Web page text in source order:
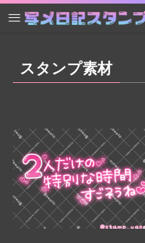
スタンプ素材